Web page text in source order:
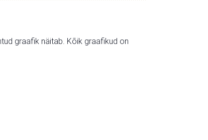
graafik näitab. Kõik graafikud on